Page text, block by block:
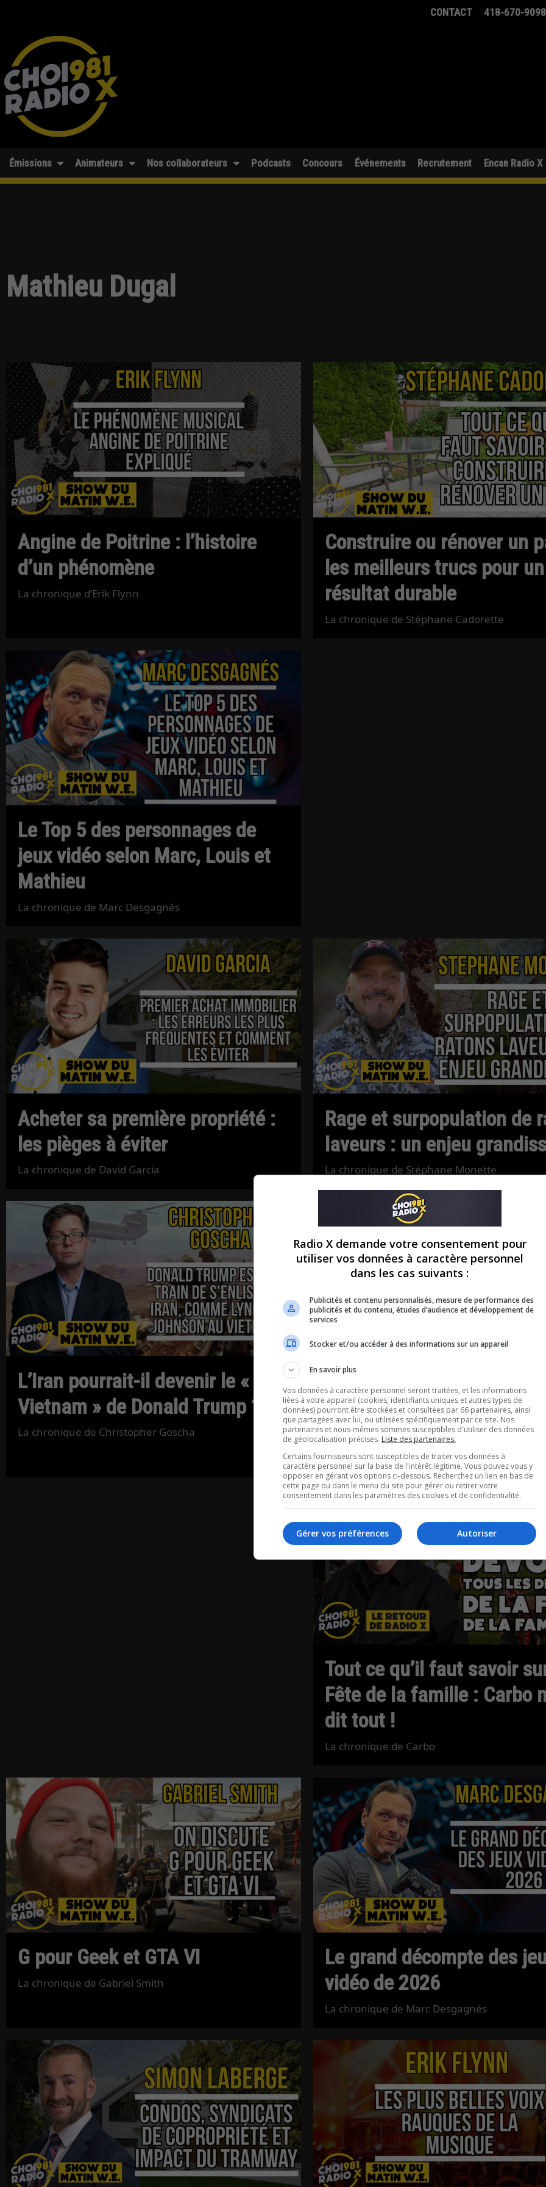
CONTACT 418-670-9098
Émissions Animateurs Nos collaborateurs Podcasts Concours Événements Recrutement Encan Radio X
Mathieu Dugal
Angine de Poitrine : l’histoire
d’un phénomène
La chronique d’Erik Flynn
Construire ou rénover un
les meilleurs trucs pour un
résultat durable
La chronique de Stéphane Cadorette
Le Top 5 des personnages de
jeux vidéo selon Marc, Louis et
Mathieu
La chronique de Marc Desgagnés
Acheter sa première propriété :
les pièges à éviter
La chronique de David Garcia
Rage et surpopulation de
laveurs : un enjeu
La chronique de Stéphane Monette
L’Iran pourrait-il devenir le «
Vietnam » de Donald Trump ?
La chronique de Christopher Goscha
Les Québécois devraient
abandonner leur piscine
aller se baigner à l’hôtel.
La chronique d’Emmanuel Cosgrove
Tout ce qu’il faut savoir
Fête de la famille : Carbo
dit tout !
La chronique de Carbo
G pour Geek et GTA VI
La chronique de Gabriel Smith
Le grand décompte des
vidéo de 2026
La chronique de Marc Desgagnés
Radio X demande votre consentement pour
utiliser vos données à caractère personnel
dans les cas suivants :
Publicités et contenu personnalisés, mesure de performance des
publicités et du contenu, études d’audience et développement de
services
Stocker et/ou accéder à des informations sur un appareil
En savoir plus
Vos données à caractère personnel seront traitées, et les informations
liées à votre appareil (cookies, identifiants uniques et autres types de
données) pourront être stockées et consultées par 66 partenaires, ainsi
que partagées avec lui, ou utilisées spécifiquement par ce site. Nos
partenaires et nous-mêmes sommes susceptibles d'utiliser des données
de géolocalisation précises. Liste des partenaires.
Certains fournisseurs sont susceptibles de traiter vos données à
caractère personnel sur la base de l'intérêt légitime. Vous pouvez vous y
opposer en gérant vos options ci-dessous. Recherchez un lien en bas de
cette page ou dans le menu du site pour gérer ou retirer votre
consentement dans les paramètres des cookies et de confidentialité.
Autoriser
Gérer vos préférences